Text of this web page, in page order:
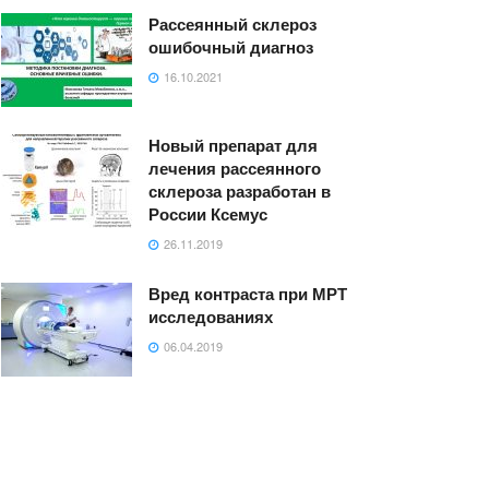
Рассеянный склероз
ошибочный диагноз
16.10.2021
Новый препарат для
лечения рассеянного
склероза разработан в
России Ксемус
26.11.2019
Вред контраста при МРТ
исследованиях
06.04.2019